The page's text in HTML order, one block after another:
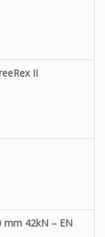
II
mm 42kN – EN